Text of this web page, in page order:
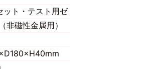
ット・テスト用ゼ
非磁性金属用）